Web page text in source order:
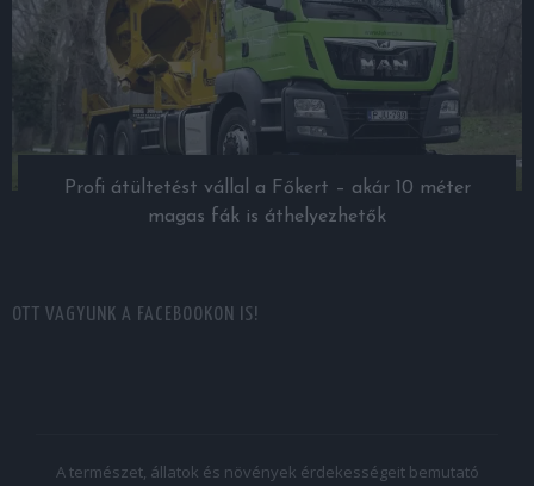
Profi átültetést vállal a Főkert – akár 10 méter
magas fák is áthelyezhetők
OTT VAGYUNK A FACEBOOKON IS!
A természet, állatok és növények érdekességeit bemutató